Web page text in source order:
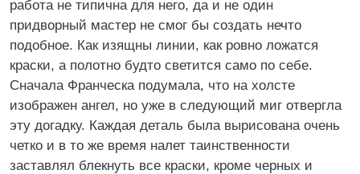
работа не типична для него, да и не один
придворный мастер не смог бы создать нечто
подобное. Как изящны линии, как ровно ложатся
краски, а полотно будто светится само по себе.
Сначала Франческа подумала, что на холсте
изображен ангел, но уже в следующий миг отвергла
эту догадку. Каждая деталь была вырисована очень
четко и в то же время налет таинственности
заставлял блекнуть все краски, кроме черных и